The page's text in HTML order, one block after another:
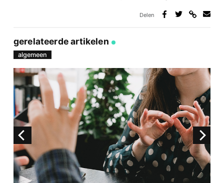
Delen
gerelateerde artikelen
algemeen